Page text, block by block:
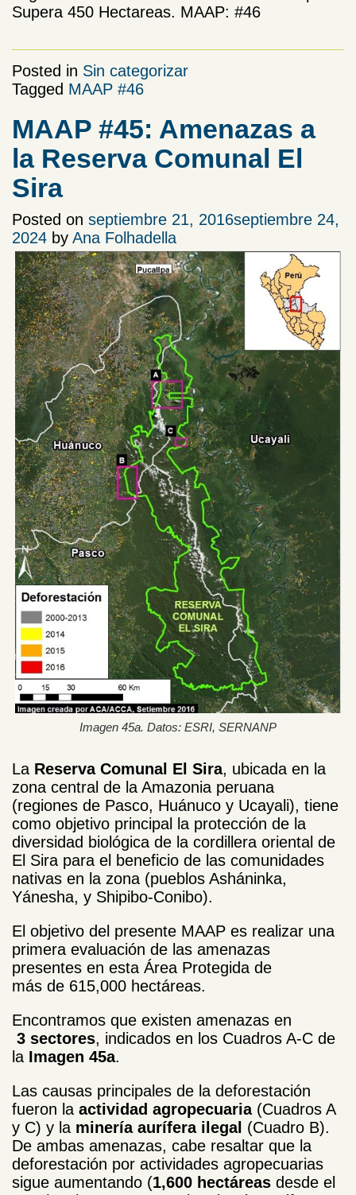
Supera 450 Hectareas. MAAP: #46
Posted in Sin categorizar
Tagged MAAP #46
MAAP #45: Amenazas a
la Reserva Comunal El
Sira
Posted on septiembre 21, 2016septiembre 24,
2024 by Ana Folhadella
Imagen 45a. Datos: ESRI, SERNANP
La Reserva Comunal El Sira, ubicada en la
zona central de la Amazonia peruana
(regiones de Pasco, Huánuco y Ucayali), tiene
como objetivo principal la protección de la
diversidad biológica de la cordillera oriental de
El Sira para el beneficio de las comunidades
nativas en la zona (pueblos Asháninka,
Yánesha, y Shipibo-Conibo).
El objetivo del presente MAAP es realizar una
primera evaluación de las amenazas
presentes en esta Área Protegida de
más de 615,000 hectáreas.
Encontramos que existen amenazas en
3 sectores, indicados en los Cuadros A-C de
la Imagen 45a.
Las causas principales de la deforestación
fueron la actividad agropecuaria(Cuadros A
y C) y la minería aurífera ilegal (Cuadro B).
De ambas amenazas, cabe resaltar que la
deforestación por actividades agropecuarias
sigue aumentando (1,600 hectáreas desde el